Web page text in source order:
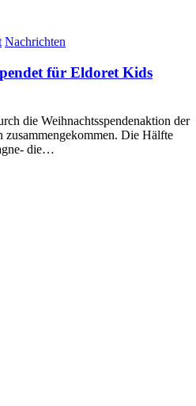
Nachrichten
für Eldoret Kids
die Weihnachtsspendenaktion der
Die Hälfte
die…